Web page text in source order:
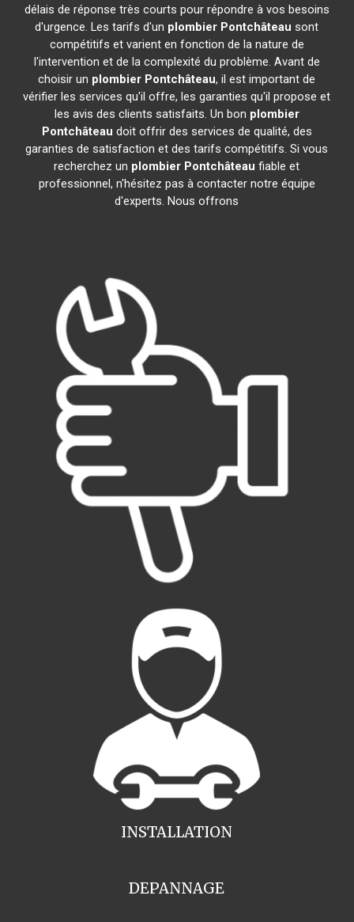
délais de réponse très courts pour répondre à vos besoins
d'urgence. Les tarifs d'un plombier Pontchâteau sont
compétitifs et varient en fonction de la nature de
l'intervention et de la complexité du problème. Avant de
choisir un plombier Pontchâteau, il est important de
vérifier les services qu'il offre, les garanties qu'il propose et
les avis des clients satisfaits. Un bon plombier
Pontchâteau doit offrir des services de qualité, des
garanties de satisfaction et des tarifs compétitifs. Si vous
recherchez un plombier Pontchâteau fiable et
professionnel, n'hésitez pas à contacter notre équipe
d'experts. Nous offrons
INSTALLATION
DEPANNAGE